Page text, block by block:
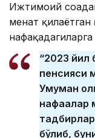
Ижтимоий
меҳнат
“2023
пенсияси
Умуман
бўлиб,